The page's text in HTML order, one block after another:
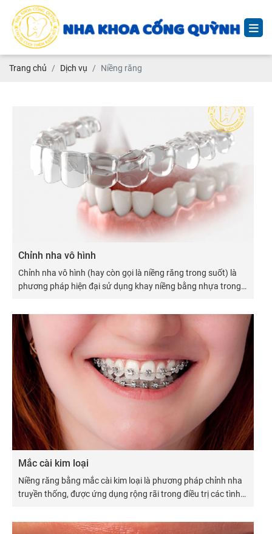
Trang chủ Dịch vụ Niềng răng
Chỉnh nha vô hình
Chỉnh nha vô hình (hay còn gọi là niềng răng trong suốt) là
phương pháp hiện đại sử dụng khay niềng bằng nhựa trong
mà không cần dùng mắc cài kim loại.
Mắc cài kim loại
Niềng răng bằng mắc cài kim loại là phương pháp chỉnh nha
truyền thống, được ứng dụng rộng rãi trong điều trị các tình